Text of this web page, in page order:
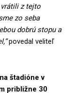
vrátili z tejto
zo seba
dobrú stopu a
povedal veliteľ
štadióne v
približne 30